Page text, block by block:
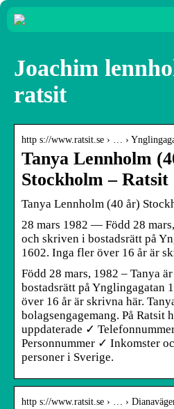
Joachim
ratsit
http s://www.ratsit.se › … ›
Tanya Lennholm
Stockholm – Ratsit
Tanya Lennholm (40 år)
28 mars 1982 — Född 28
och skriven i bostadsrätt på
1602. Inga fler över 16 år är
Född 28 mars, 1982 – Tanya
bostadsrätt på Ynglingagatan
över 16 år är skrivna här.
bolagsengagemang. På Ratsit
uppdaterade ✓
Personnummer ✓ Inkomster
personer i Sverige.
http s://www.ratsit.se › … ›